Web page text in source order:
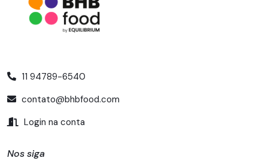
11 94789-6540
contato@bhbfood.com
Login na conta
Nos siga